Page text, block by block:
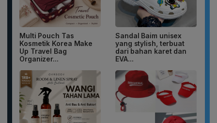
Multi Pouch Tas
Kosmetik Korea Make
Up Travel Bag
Organizer...
Sandal Baim unisex
yang stylish, terbuat
dari bahan karet dan
EVA...